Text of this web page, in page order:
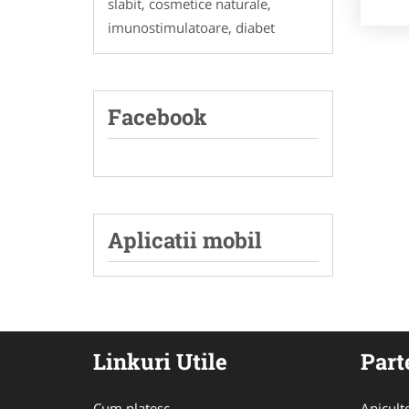
imunostimulatoare, diabet
Facebook
Aplicatii mobil
Linkuri Utile